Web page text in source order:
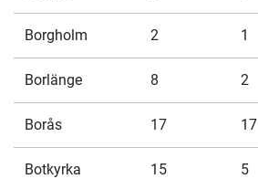
Borgholm 2 1
Borlänge 8 2
Borås 17 17
Botkyrka 15 5